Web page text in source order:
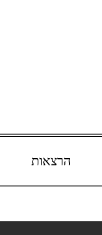
הרצאות